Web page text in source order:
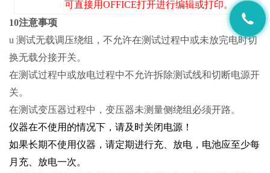
可直接用OFFICE打开进行编辑或打印。
10注意事项
u 测试无载调压绕组，不允许在测试过程中或未放完电时切
换无载分接开关。
在测试过程中或放电过程中不允许拆除测试线和切断电源开
关。
在测试变压器过程中，变压器未测量侧绕组必须开路。
仪器在不使用的情况下，请及时关闭电源！
如果长期不使用仪器，请定期进行充、放电，电池应至少每
月充、放电一次。